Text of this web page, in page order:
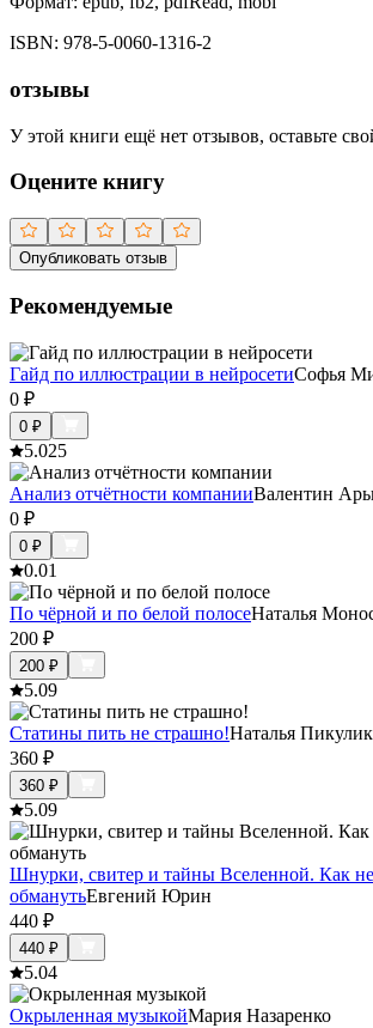
ISBN: 978-5-0060-1316-2
отзывы
У этой книги ещё нет отзывов, оставьте
Оцените книгу
Опубликовать отзыв
Рекомендуемые
Гайд по иллюстрации в нейросетиСофья
0 ₽
0 ₽
5.025
Анализ отчётности компанииВалентин
0 ₽
0 ₽
0.01
По чёрной и по белой полосеНаталья
200 ₽
200 ₽
5.09
Статины пить не страшно!Наталья Пикулик
360 ₽
360 ₽
5.09
Шнурки, свитер и тайны Вселенной. Как не
обманутьЕвгений Юрин
440 ₽
440 ₽
5.04
Окрыленная музыкойМария Назаренко